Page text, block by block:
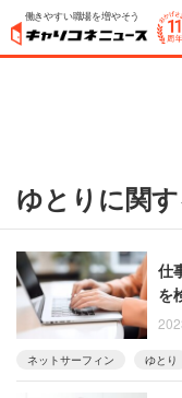
働きやすい職場を増やそう
ゆとりに関
仕
を
ネットサーフィン ゆとり